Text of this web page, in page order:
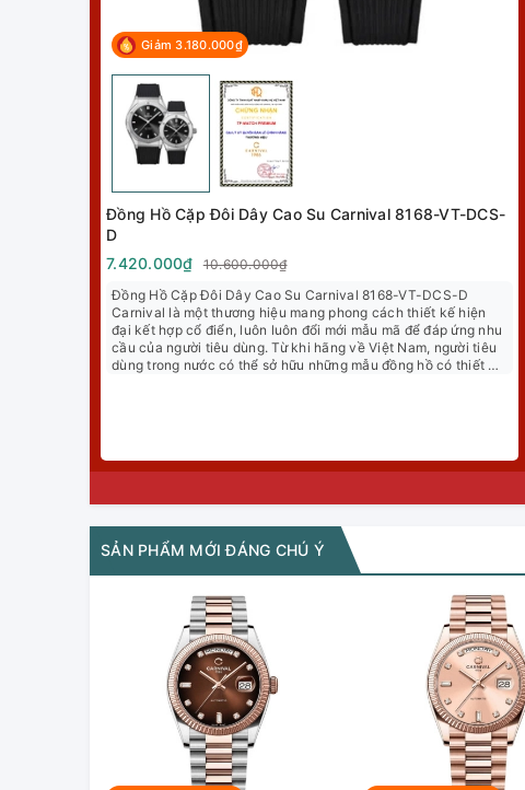
Giảm 3.180.000₫
Đồng Hồ Cặp Đôi Dây Cao Su Carnival 8168-VT-DCS-
D
7.420.000₫
10.600.000₫
Đồng Hồ Cặp Đôi Dây Cao Su Carnival 8168-VT-DCS-D
Carnival là một thương hiệu mang phong cách thiết kế hiện
đại kết hợp cổ điển, luôn luôn đổi mới mẫu mã để đáp ứng nhu
cầu của người tiêu dùng. Từ khi hãng về Việt Nam, người tiêu
dùng trong nước có thể sở hữu những mẫu đồng hồ có thiết kế
SẢN PHẨM MỚI ĐÁNG CHÚ Ý